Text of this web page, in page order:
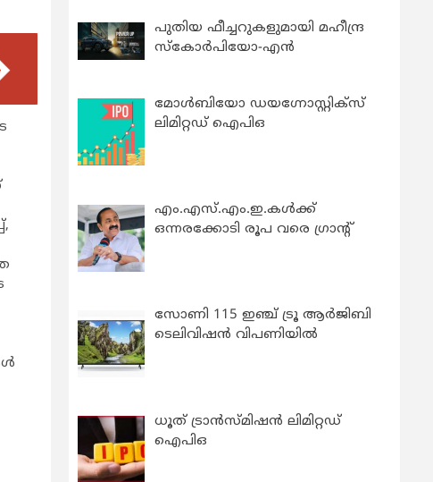
പുതിയ ഫീച്ചറുകളുമായി മഹീന്ദ്ര
സ്കോർപിയോ-എൻ
മോൾബിയോ ഡയഗ്നോസ്റ്റിക്സ്
ലിമിറ്റഡ് ഐപിഒ
എം.എസ്.എം.ഇ.കൾക്ക്
ഒന്നരക്കോടി രൂപ വരെ ഗ്രാന്റ്
സോണി 115 ഇഞ്ച് ട്രൂ ആർജിബി
ടെലിവിഷൻ വിപണിയിൽ
ധൂത് ട്രാൻസ്മിഷൻ ലിമിറ്റഡ്
ഐപിഒ